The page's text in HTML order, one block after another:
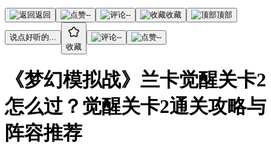
返回 -- -- 收藏 顶部
说点好听的...
收藏
-- --
《梦幻模拟战》兰卡觉醒关卡2
怎么过？觉醒关卡2通关攻略与
阵容推荐